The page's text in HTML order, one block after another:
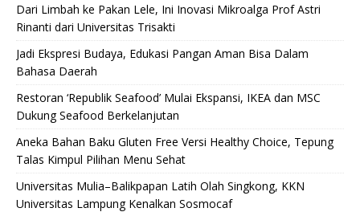
Dari Limbah ke Pakan Lele, Ini Inovasi Mikroalga Prof Astri
Rinanti dari Universitas Trisakti
Jadi Ekspresi Budaya, Edukasi Pangan Aman Bisa Dalam
Bahasa Daerah
Restoran ‘Republik Seafood’ Mulai Ekspansi, IKEA dan MSC
Dukung Seafood Berkelanjutan
Aneka Bahan Baku Gluten Free Versi Healthy Choice, Tepung
Talas Kimpul Pilihan Menu Sehat
Universitas Mulia–Balikpapan Latih Olah Singkong, KKN
Universitas Lampung Kenalkan Sosmocaf